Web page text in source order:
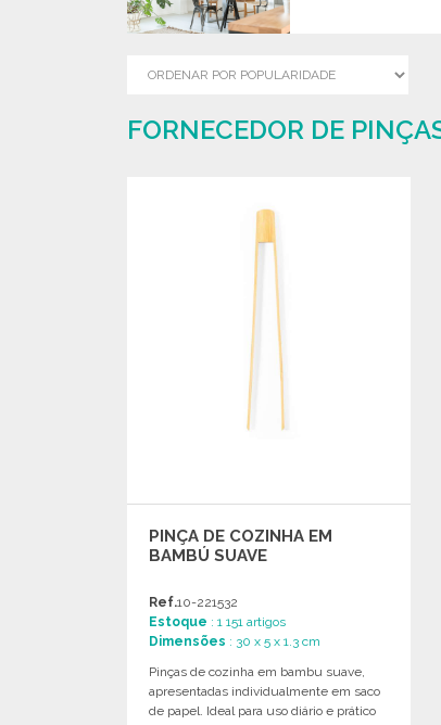
FORNECEDOR DE
PINÇA DE COZINHA EM
BAMBÚ SUAVE
Ref.10-221532
Estoque : 1 151 artigos
Dimensões : 30 x 5 x 1.3 cm
Pinças de cozinha em bambu suave,
apresentadas individualmente em saco
de papel. Ideal para uso diário e prático